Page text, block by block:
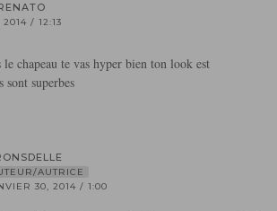
/ 12:13
le chapeau te vas hyper bien ton look est
sont superbes
AUTRICE
30, 2014 / 1:00